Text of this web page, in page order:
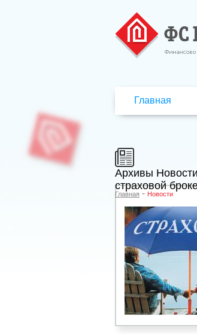
Главная
Архивы
страховой
Главная - Новости